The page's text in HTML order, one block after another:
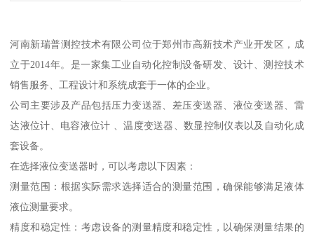
河南新瑞普测控技术有限公司位于郑州市高新技术产业开发区，成
立于2014年。是一家集工业自动化控制设备研发、设计、测控技术
销售服务、工程设计和系统成套于一体的企业。
公司主要涉及产品包括压力变送器、差压变送器、液位变送器、雷
达液位计、电容液位计 、温度变送器、数显控制仪表以及自动化成
套设备。
在选择液位变送器时，可以考虑以下因素：
测量范围：根据实际需求选择适合的测量范围，确保能够满足液体
液位测量要求。
精度和稳定性：考虑设备的测量精度和稳定性，以确保测量结果的